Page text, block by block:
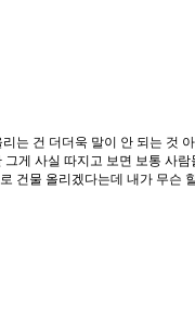
는 건 더더욱 말이 안 되는
게 사실 따지고 보면 보통
물 올리겠다는데 내가 무슨